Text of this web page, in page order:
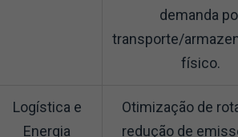
demanda
transporte/
físico.
Logística e
Energia
Otimização de
redução de